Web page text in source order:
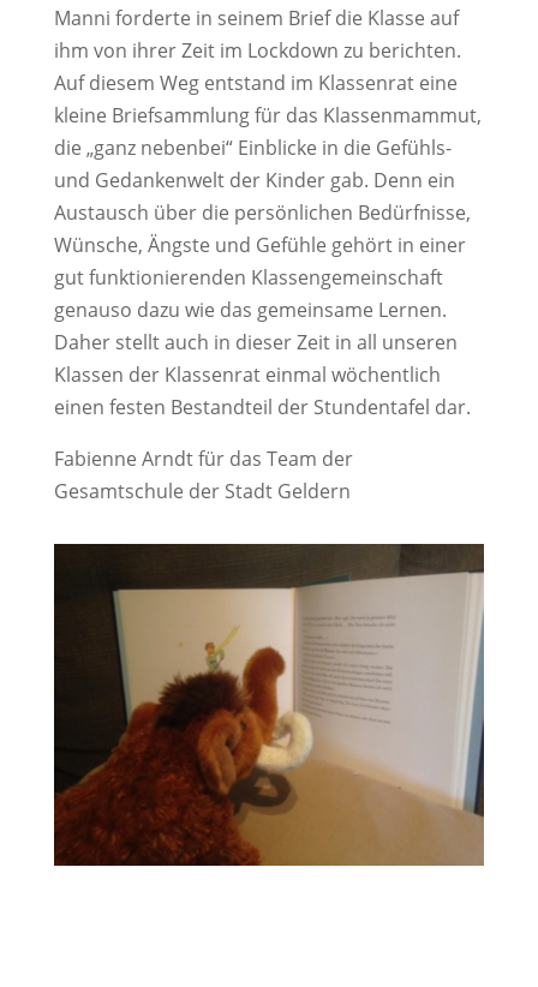
Manni forderte in seinem Brief die Klasse auf
ihm von ihrer Zeit im Lockdown zu berichten.
Auf diesem Weg entstand im Klassenrat eine
kleine Briefsammlung für das Klassenmammut,
die „ganz nebenbei“ Einblicke in die Gefühls-
und Gedankenwelt der Kinder gab. Denn ein
Austausch über die persönlichen Bedürfnisse,
Wünsche, Ängste und Gefühle gehört in einer
gut funktionierenden Klassengemeinschaft
genauso dazu wie das gemeinsame Lernen.
Daher stellt auch in dieser Zeit in all unseren
Klassen der Klassenrat einmal wöchentlich
einen festen Bestandteil der Stundentafel dar.
Fabienne Arndt für das Team der
Gesamtschule der Stadt Geldern